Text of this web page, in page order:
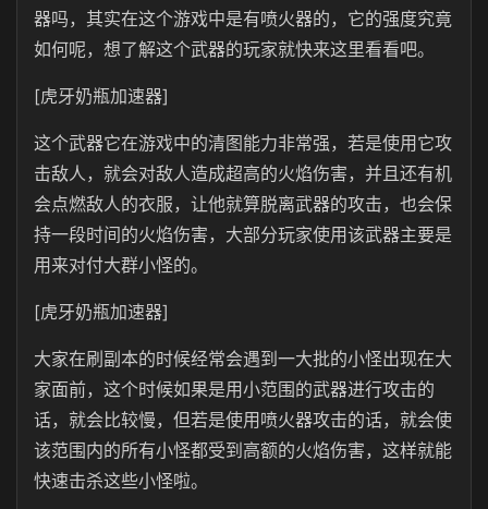
器吗，其实在这个游戏中是有喷火器的，它的强度究竟
如何呢，想了解这个武器的玩家就快来这里看看吧。
[虎牙奶瓶加速器]
这个武器它在游戏中的清图能力非常强，若是使用它攻
击敌人，就会对敌人造成超高的火焰伤害，并且还有机
会点燃敌人的衣服，让他就算脱离武器的攻击，也会保
持一段时间的火焰伤害，大部分玩家使用该武器主要是
用来对付大群小怪的。
[虎牙奶瓶加速器]
大家在刷副本的时候经常会遇到一大批的小怪出现在大
家面前，这个时候如果是用小范围的武器进行攻击的
话，就会比较慢，但若是使用喷火器攻击的话，就会使
该范围内的所有小怪都受到高额的火焰伤害，这样就能
快速击杀这些小怪啦。